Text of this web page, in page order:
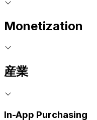
Monetization
産業
In-App Purchasing